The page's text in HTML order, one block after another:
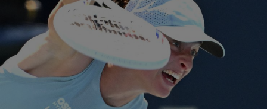
MATERIAŁ PROMOCYJNY,
18+